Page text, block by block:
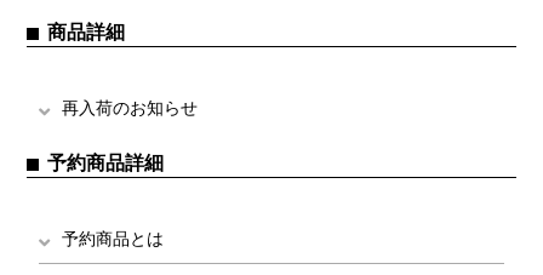
商品詳細
再入荷のお知らせ
予約商品詳細
予約商品とは